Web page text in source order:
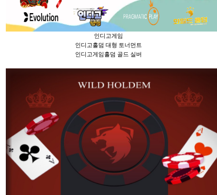
인디고게임
인디고홀덤 대형 토너먼트
인디고게임홀덤 골드 실버